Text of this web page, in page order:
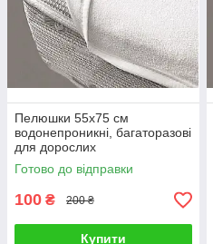
Пелюшки 55х75 см
водонепроникні, багаторазові
для дорослих
Готово до відправки
100 ₴ 200 ₴
Купити